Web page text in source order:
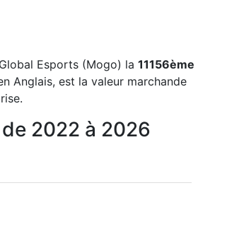
Esports (Mogo) la 11156ème
Anglais, est la valeur marchande
2022 à 2026